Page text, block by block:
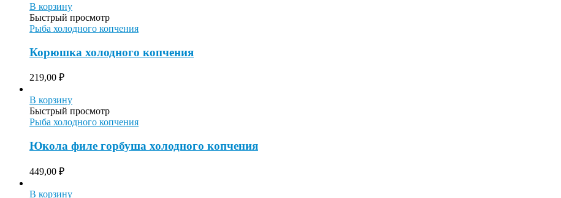
В корзину
Быстрый просмотр
Рыба холодного копчения
Корюшка холодного копчения
219,00 ₽
В корзину
Быстрый просмотр
Рыба холодного копчения
Юкола филе горбуша холодного копчения
449,00 ₽
В корзину